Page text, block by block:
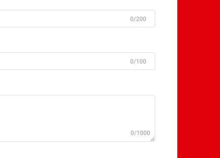
0/200
0/100
0/1000